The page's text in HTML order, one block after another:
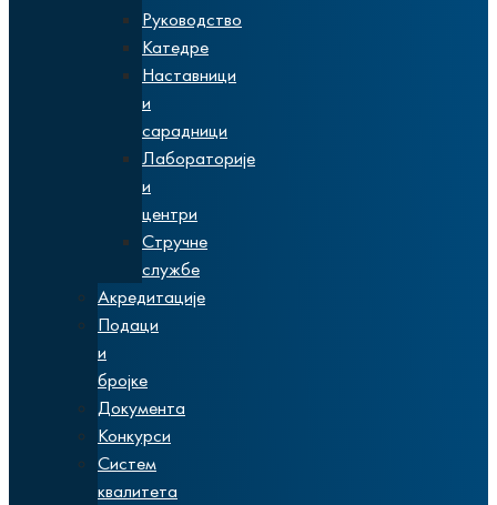
Руководство
Катедре
Наставници
и
сарадници
Лабораторије
и
центри
Стручне
службе
Акредитације
Подаци
и
бројке
Документа
Конкурси
Систем
квалитета